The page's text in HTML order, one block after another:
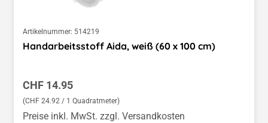
Artikelnummer: 514219
Handarbeitsstoff Aida, weiß (60 x 100 cm)
Regulärer Preis:
CHF 14.95
(CHF 24.92 / 1 Quadratmeter)
Preise inkl. MwSt. zzgl. Versandkosten